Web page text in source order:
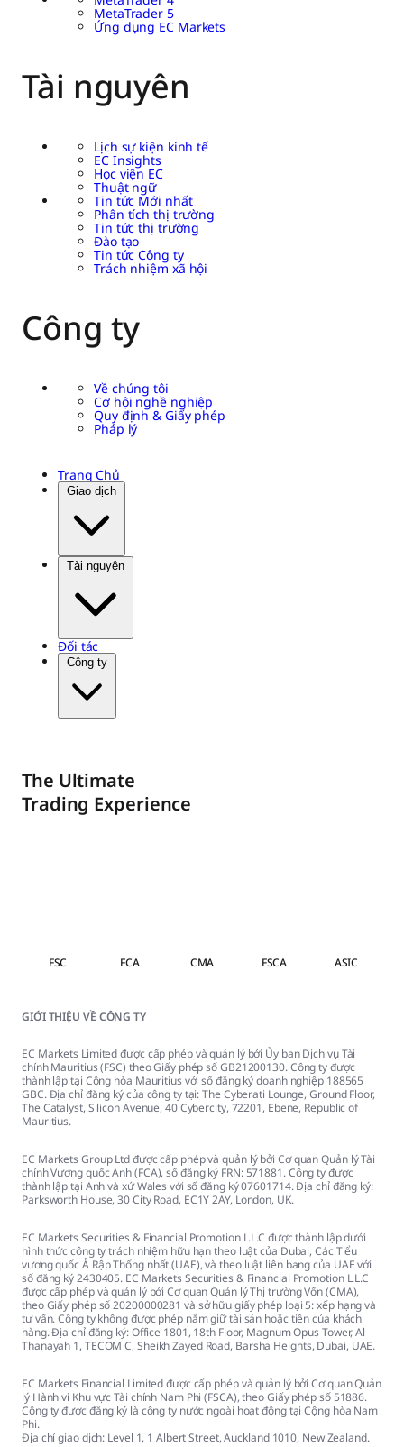
MetaTrader 5
Ứng dụng EC Markets
Tài nguyên
Lịch sự kiện kinh tế
EC Insights
Học viện EC
Thuật ngữ
Tin tức Mới nhất
Phân tích thị trường
Tin tức thị trường
Đào tạo
Tin tức Công ty
Trách nhiệm xã hội
Công ty
Về chúng tôi
Cơ hội nghề nghiệp
Quy định & Giấy phép
Pháp lý
Trang Chủ
Giao dịch
Tài nguyên
Đối tác
Công ty
The Ultimate
Trading Experience
FSC FCA CMA FSCA ASIC
GIỚI THIỆU VỀ CÔNG TY
EC Markets Limited được cấp phép và quản lý bởi Ủy ban Dịch vụ Tài
chính Mauritius (FSC) theo Giấy phép số GB21200130. Công ty được
thành lập tại Cộng hòa Mauritius với số đăng ký doanh nghiệp 188565
GBC. Địa chỉ đăng ký của công ty tại: The Cyberati Lounge, Ground Floor,
The Catalyst, Silicon Avenue, 40 Cybercity, 72201, Ebene, Republic of
Mauritius.
EC Markets Group Ltd được cấp phép và quản lý bởi Cơ quan Quản lý Tài
chính Vương quốc Anh (FCA), số đăng ký FRN: 571881. Công ty được
thành lập tại Anh và xứ Wales với số đăng ký 07601714. Địa chỉ đăng ký:
Parksworth House, 30 City Road, EC1Y 2AY, London, UK.
EC Markets Securities & Financial Promotion L.L.C được thành lập dưới
hình thức công ty trách nhiệm hữu hạn theo luật của Dubai, Các Tiểu
vương quốc Ả Rập Thống nhất (UAE), và theo luật liên bang của UAE với
số đăng ký 2430405. EC Markets Securities & Financial Promotion L.L.C
được cấp phép và quản lý bởi Cơ quan Quản lý Thị trường Vốn (CMA),
theo Giấy phép số 20200000281 và sở hữu giấy phép loại 5: xếp hạng và
tư vấn. Công ty không được phép nắm giữ tài sản hoặc tiền của khách
hàng. Địa chỉ đăng ký: Office 1801, 18th Floor, Magnum Opus Tower, Al
Thanayah 1, TECOM C, Sheikh Zayed Road, Barsha Heights, Dubai, UAE.
EC Markets Financial Limited được cấp phép và quản lý bởi Cơ quan Quản
lý Hành vi Khu vực Tài chính Nam Phi (FSCA), theo Giấy phép số 51886.
Công ty được đăng ký là công ty nước ngoài hoạt động tại Cộng hòa Nam
Phi.
Địa chỉ giao dịch: Level 1, 1 Albert Street, Auckland 1010, New Zealand.